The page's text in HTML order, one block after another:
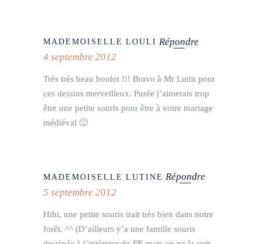
MADEMOISELLE LOULI Répondre
4 septembre 2012
Très très beau boulot !!! Bravo à Mr Lutin pour
ces dessins merveilleux. Purée j’aimerais trop
être une petite souris pour être à votre mariage
médiéval 🙂
MADEMOISELLE LUTINE Répondre
5 septembre 2012
Hihi, une petite souris irait très bien dans notre
forêt. ^^ (D’ailleurs y’a une famille souris